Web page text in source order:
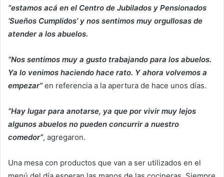
“estamos acá en el Centro de Jubilados y Pensionados
‘Sueños Cumplidos’ y nos sentimos muy orgullosas de
atender a los abuelos.
“Nos sentimos muy a gusto trabajando para los abuelos.
Ya lo venimos haciendo hace rato. Y ahora volvemos a
empezar”en referencia a la apertura de hace unos días.
“Hay lugar para anotarse, ya que por vivir muy lejos
algunos abuelos no pueden concurrir a nuestro
comedor”, agregaron.
Una mesa con productos que van a ser utilizados en el